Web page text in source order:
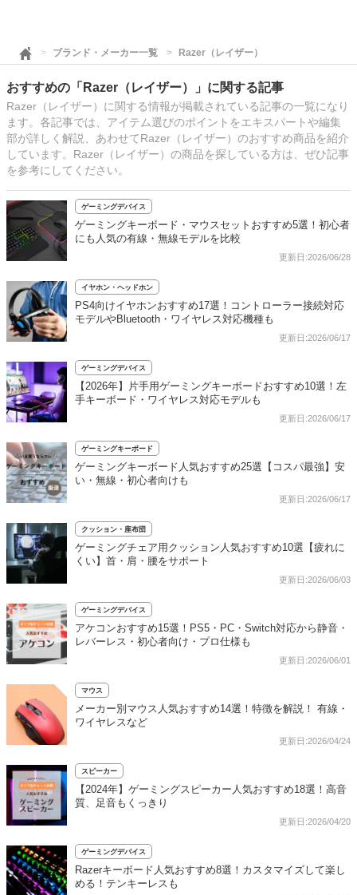
ブランド・メーカー一覧 Razer（レイザー）
おすすめの「Razer（レイザー）」に関する記事
Razer（レイザー）に関する情報が掲載されている記事の一覧になり
ます。各記事では、アイテム選びのポイントをエキスパートや編集
部が詳しく解説、あわせてRazer（レイザー）のおすすめ商品を紹介
しています。Razer（レイザー）の商品を探している方は、ぜひ記事
を参考にしてください。
ゲーミングデバイス
ゲーミングキーボード・マウスセットおすすめ5選！初心者
にも人気の有線・無線モデルを比較
更新日:2026/06/28
イヤホン・ヘッドホン
PS4向けイヤホンおすすめ17選！コントローラー接続対応
モデルやBluetooth・ワイヤレス対応機種も
更新日:2026/06/17
ゲーミングデバイス
【2026年】片手用ゲーミングキーボードおすすめ10選！左
手キーボード・ワイヤレス対応モデルも
更新日:2026/06/17
ゲーミングキーボード
ゲーミングキーボード人気おすすめ25選【コスパ最強】安
い・無線・初心者向けも
更新日:2026/06/17
クッション・座布団
ゲーミングチェア用クッション人気おすすめ10選【疲れに
くい】首・肩・腰をサポート
更新日:2026/06/03
ゲーミングデバイス
アケコンおすすめ15選！PS5・PC・Switch対応から静音・
レバーレス・初心者向け・プロ仕様も
更新日:2026/06/01
マウス
メーカー別マウス人気おすすめ14選！特徴を解説！ 有線・
ワイヤレスなど
更新日:2026/04/24
スピーカー
【2024年】ゲーミングスピーカー人気おすすめ18選！高音
質、足音もくっきり
更新日:2026/04/20
ゲーミングデバイス
Razerキーボード人気おすすめ8選！カスタマイズして楽し
める！テンキーレスも